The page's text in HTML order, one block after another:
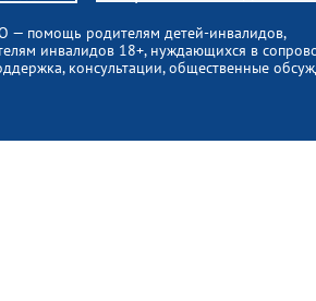
помощь родителям детей-инвалидов,
инвалидов 18+, нуждающихся в
консультации, общественные